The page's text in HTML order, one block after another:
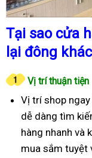
Tại sao cửa
lại đông
Vị trí thuận tiện
Vị trí shop
dễ dàng tìm
hàng nhanh và
mua sắm tuyệt